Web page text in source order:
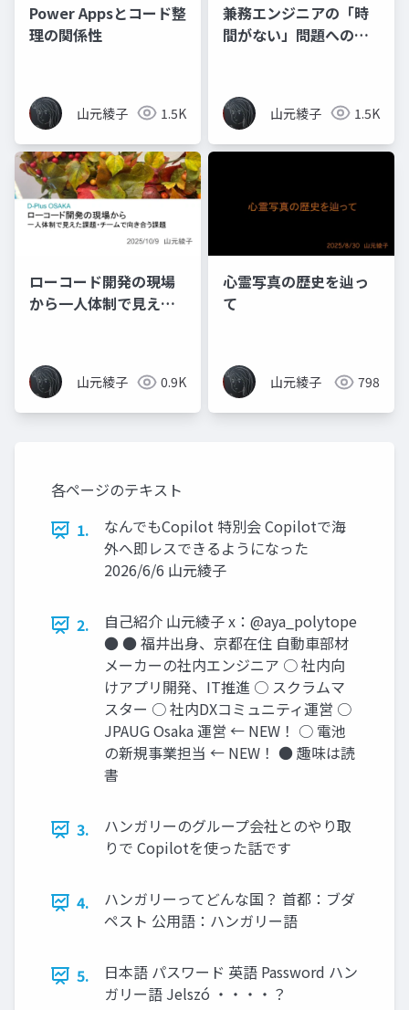
Power Appsとコード整
理の関係性
山元綾子 1.5K
兼務エンジニアの「時
間がない」問題へのア
山元綾子 1.5K
ローコード開発の現場
から一人体制で見えた
山元綾子 0.9K
心霊写真の歴史を辿っ
て
山元綾子 798
各ページのテキスト
1.
なんでもCopilot 特別会 Copilotで海
外へ即レスできるようになった
2026/6/6 山元綾子
2.
自己紹介 山元綾子 x：@aya_polytope
● ● 福井出身、京都在住 自動車部材
メーカーの社内エンジニア ○ 社内向
けアプリ開発、IT推進 ○ スクラムマ
スター ○ 社内DXコミュニティ運営 ○
JPAUG Osaka 運営 ← NEW！ ○ 電池
の新規事業担当 ← NEW！ ● 趣味は読
書
3.
ハンガリーのグループ会社とのやり取
りで Copilotを使った話です
4.
ハンガリーってどんな国？ 首都：ブダ
ペスト 公用語：ハンガリー語
5.
日本語 パスワード 英語 Password ハン
ガリー語 Jelszó ・・・・？